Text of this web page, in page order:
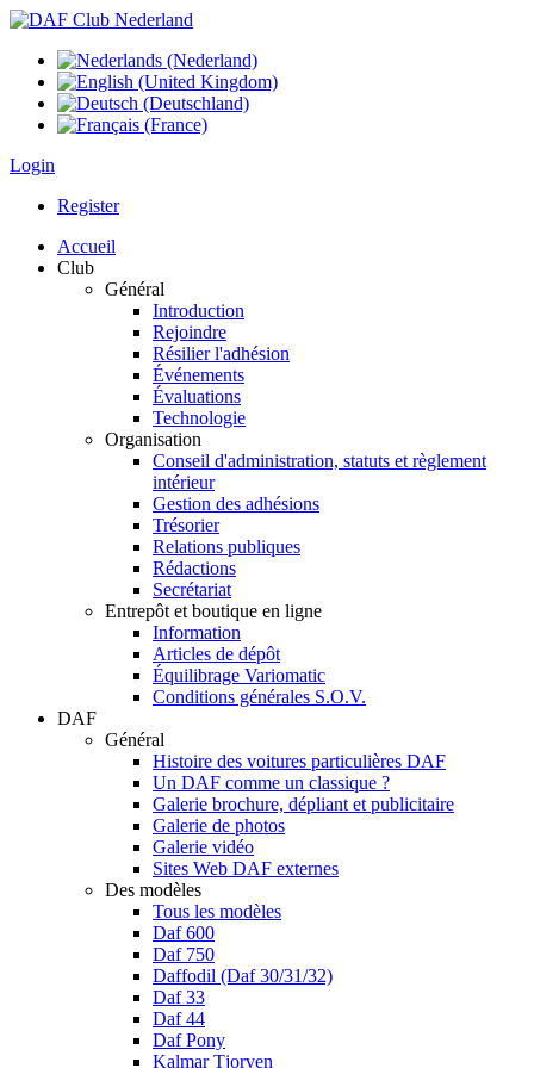
Login
Register
Accueil
Club
Général
Introduction
Rejoindre
Résilier l'adhésion
Événements
Évaluations
Technologie
Organisation
Conseil d'administration, statuts et règlement
intérieur
Gestion des adhésions
Trésorier
Relations publiques
Rédactions
Secrétariat
Entrepôt et boutique en ligne
Information
Articles de dépôt
Équilibrage Variomatic
Conditions générales S.O.V.
DAF
Général
Histoire des voitures particulières DAF
Un DAF comme un classique ?
Galerie brochure, dépliant et publicitaire
Galerie de photos
Galerie vidéo
Sites Web DAF externes
Des modèles
Tous les modèles
Daf 600
Daf 750
Daffodil (Daf 30/31/32)
Daf 33
Daf 44
Daf Pony
Kalmar Tjorven